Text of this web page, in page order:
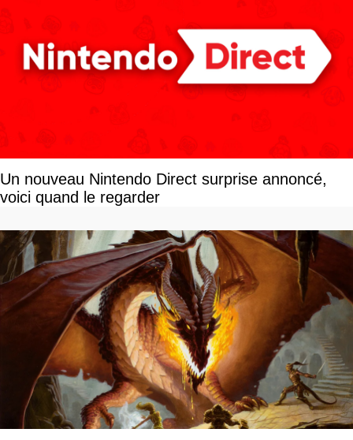
Un nouveau Nintendo Direct surprise annoncé,
voici quand le regarder